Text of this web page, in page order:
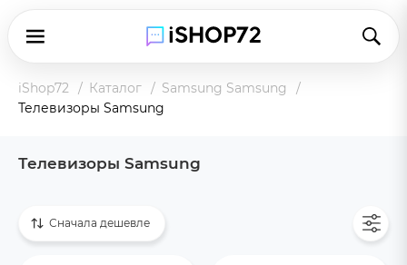
iShop72 Каталог
Samsung Samsung
Телевизоры Samsung
Телевизоры Samsung
Сначала дешевле